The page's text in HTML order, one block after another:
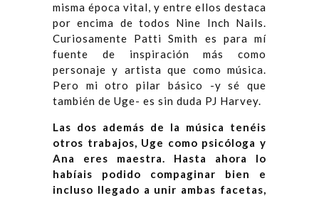
misma época vital, y entre ellos destaca
por encima de todos Nine Inch Nails.
Curiosamente Patti Smith es para mí
fuente de inspiración más como
personaje y artista que como música.
Pero mi otro pilar básico -y sé que
también de Uge- es sin duda PJ Harvey.
Las dos además de la música tenéis
otros trabajos, Uge como psicóloga y
Ana eres maestra. Hasta ahora lo
habíais podido compaginar bien e
incluso llegado a unir ambas facetas,